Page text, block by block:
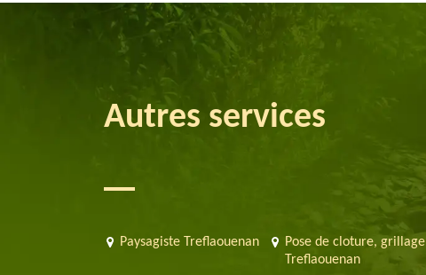
Autres services
Paysagiste Treflaouenan
Pose de cloture, grillage
Treflaouenan